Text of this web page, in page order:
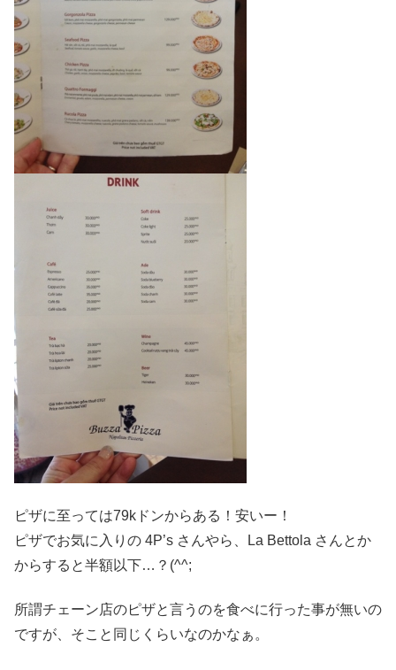
ピザに至っては79kドンからある！安いー！
ピザでお気に入りの 4P’s さんやら、La Bettola さんとか
からすると半額以下…？(^^;
所謂チェーン店のピザと言うのを食べに行った事が無いの
ですが、そこと同じくらいなのかなぁ。